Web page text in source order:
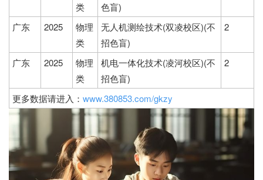
类
色盲)
广东 2025
物理
类
无人机测绘技术(双凌校区)(不
招色盲)
2
广东 2025
物理
类
机电一体化技术(凌河校区)(不
招色盲)
2
更多数据请进入： www.380853.com/gkzy